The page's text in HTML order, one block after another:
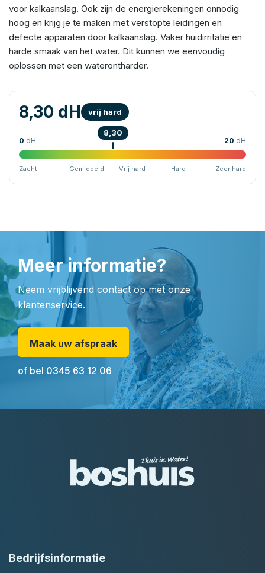
voor kalkaanslag. Ook zijn de energierekeningen onnodig
hoog en krijg je te maken met verstopte leidingen en
defecte apparaten door kalkaanslag. Vaker huidirritatie en
harde smaak van het water. Dit kunnen we eenvoudig
oplossen met een waterontharder.
8,30 dH vrij hard
0 dH 20 dH
8,30
Zacht Gemiddeld Vrij hard Hard Zeer hard
Meer informatie?
Neem vrijblijvend contact op met onze
klantenservice.
Maak uw afspraak
of bel 0345 63 12 06
Bedrijfsinformatie